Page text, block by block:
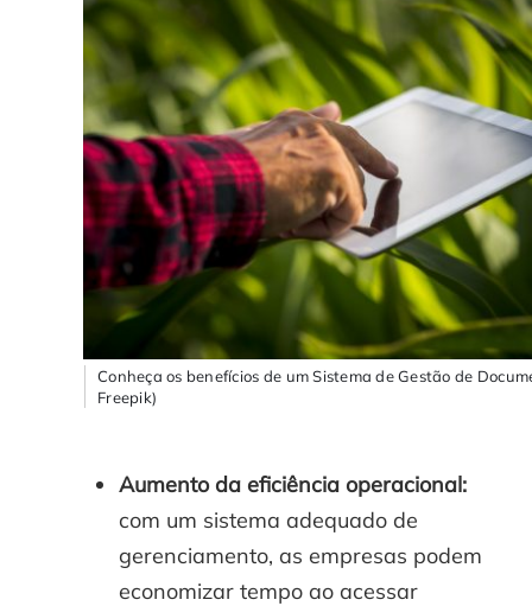
Conheça os benefícios de um Sistema de Gestão de
Freepik)
Aumento da eficiência operacional:
com um sistema adequado de
gerenciamento, as empresas podem
economizar tempo ao acessar